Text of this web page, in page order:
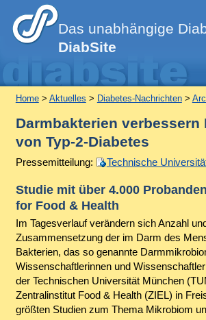
Das unabhängige
DiabSite
Home> Aktuelles > Diabetes-Nachrichten>
Darmbakterien verbessern
von Typ-2-Diabetes
Pressemitteilung: Technische
Studie mit über 4.000
for Food & Health
Im Tagesverlauf verändern sich Anzahl
Zusammensetzung der im Darm des
Bakterien, das so genannte
Wissenschaftlerinnen und
der Technischen Universität München
Zentralinstitut Food & Health (ZIEL) in
größten Studien zum Thema Mikrobiom